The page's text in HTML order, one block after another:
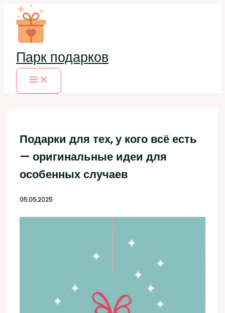
Перейти
содержимому
Парк подарков
Подарки для тех, у кого всё есть
— оригинальные идеи для
особенных случаев
05.05.2025